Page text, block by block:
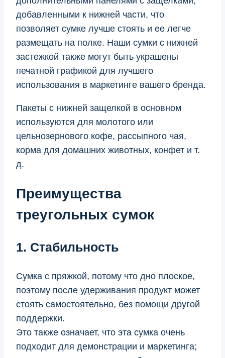
добавленными к нижней части, что
позволяет сумке лучше стоять и ее легче
размещать на полке. Наши сумки с нижней
застежкой также могут быть украшены
печатной графикой для лучшего
использования в маркетинге вашего бренда.
Пакеты с нижней защелкой в основном
используются для молотого или
цельнозернового кофе, рассыпного чая,
корма для домашних животных, конфет и т.
д.
Преимущества
треугольных сумок
1. Стабильность
Сумка с пряжкой, потому что дно плоское,
поэтому после удерживания продукт может
стоять самостоятельно, без помощи другой
поддержки.
Это также означает, что эта сумка очень
подходит для демонстрации и маркетинга;